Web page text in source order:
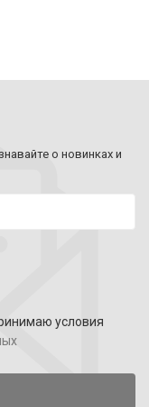
о новинках и
условия